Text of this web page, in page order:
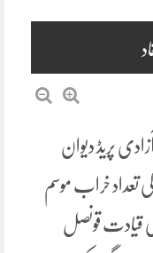
پریڈ دیوان
کی تعداد خراب موسم
قیادت قونصل